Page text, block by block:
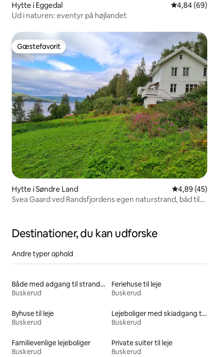
Hytte i Eggedal 4,84 ud af 5 i
4,84 (69)
Ud i naturen: eventyr på højlandet
Gæstefavorit
Gæstefavorit
Hytte i Søndre Land 4,89 ud af 5 i
4,89 (45)
Svea Gaard ved Randsfjordens egen naturstrand, båd til
stor grund med bær og frugt - bare for at smage.. Svea
Gaard et sted at slappe af....
Destinationer, du kan udforske
Andre typer ophold
Både med adgang til stranden til leje
Buskerud
Feriehuse til leje
Buskerud
Byhuse til leje
Buskerud
Lejeboliger med skiadgang til døren
Buskerud
Familievenlige lejeboliger
Buskerud
Private suiter til leje
Buskerud